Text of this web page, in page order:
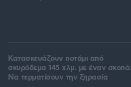
Κατασκευάζουν ποτάμι από
σκυρόδεμα 145 χλμ. με έναν σκοπό:
Να τερματίσουν την ξηρασία